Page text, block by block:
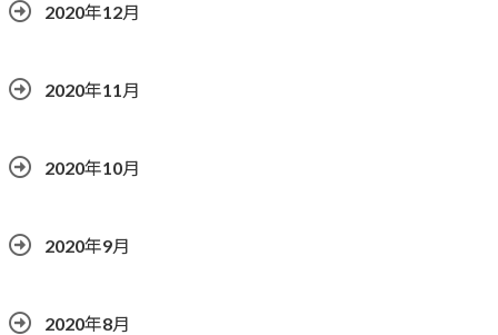
2020年12月
2020年11月
2020年10月
2020年9月
2020年8月